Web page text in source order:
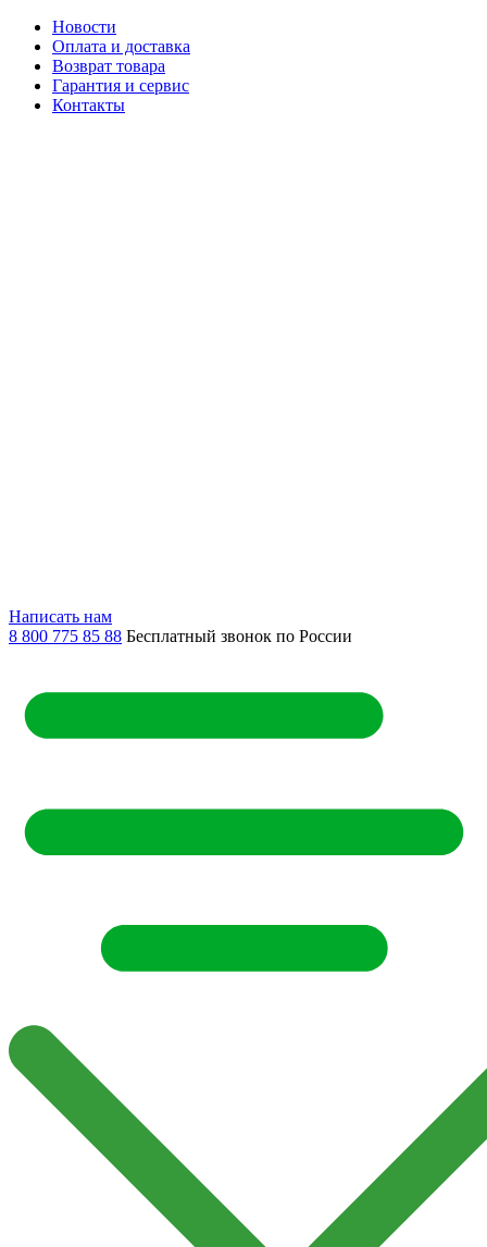
Новости
Оплата и доставка
Возврат товара
Гарантия и сервис
Контакты
Написать нам
8 800 775 85 88 Бесплатный звонок по России